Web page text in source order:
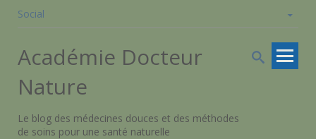
Social
Académie Docteur
Nature
Le blog des médecines douces et des méthodes
de soins pour une santé naturelle
Skip to
content